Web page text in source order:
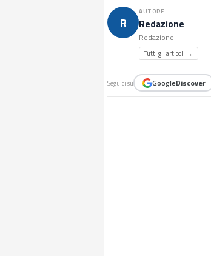
R
AUTORE
Redazione
Redazione
Tutti gli articoli →
Seguici su GoogleDiscover